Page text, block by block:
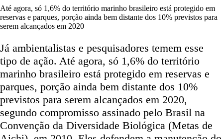
Até agora, só 1,6% do território marinho brasileiro está protegido em
reservas e parques, porção ainda bem distante dos 10% previstos para
serem alcançados em 2020
Já ambientalistas e pesquisadores temem esse
tipo de ação. Até agora, só 1,6% do território
marinho brasileiro está protegido em reservas e
parques, porção ainda bem distante dos 10%
previstos para serem alcançados em 2020,
segundo compromisso assinado pelo Brasil na
Convenção da Diversidade Biológica (Metas de